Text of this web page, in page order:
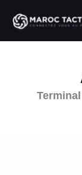
contenu
de
Terminal